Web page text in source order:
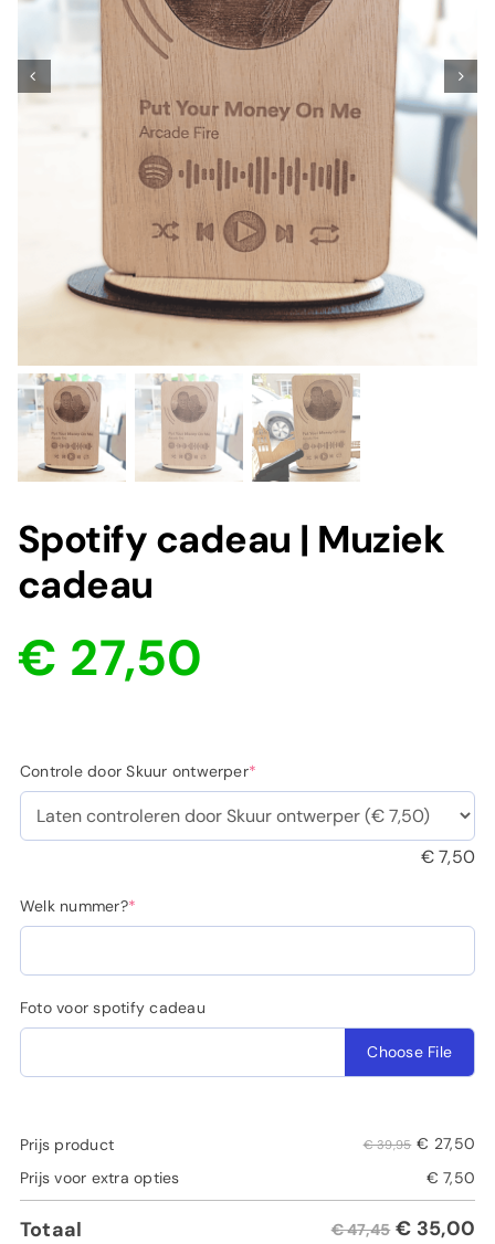
Spotify cadeau | Muziek
cadeau
€ 27,50
Controle door Skuur ontwerper*
€7,50
Welk nummer?*
Foto voor spotify cadeau
Choose File
Prijs product € 39,95 € 27,50
Prijs voor extra opties
€ 7,50
Totaal € 47,45 € 35,00